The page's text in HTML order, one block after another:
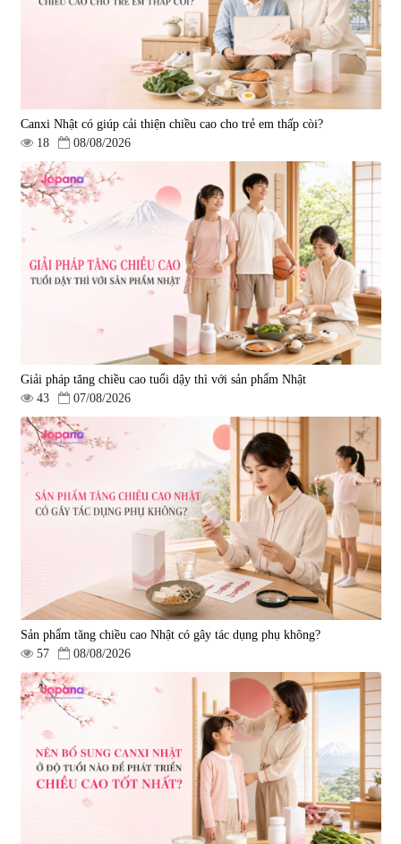
Canxi Nhật có giúp cải thiện chiều cao cho trẻ em thấp còi?
18
08/08/2026
Giải pháp tăng chiều cao tuổi dậy thì với sản phẩm Nhật
43
07/08/2026
Sản phẩm tăng chiều cao Nhật có gây tác dụng phụ không?
57
08/08/2026